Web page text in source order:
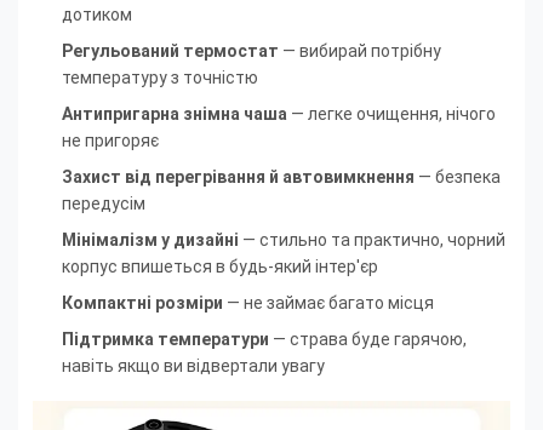
дотиком
Регульований термостат — вибирай потрібну
температуру з точністю
Антипригарна знімна чаша — легке очищення, нічого
не пригоряє
Захист від перегрівання й автовимкнення — безпека
передусім
Мінімалізм у дизайні — стильно та практично, чорний
корпус впишеться в будь-який інтер'єр
Компактні розміри — не займає багато місця
Підтримка температури — страва буде гарячою,
навіть якщо ви відвертали увагу